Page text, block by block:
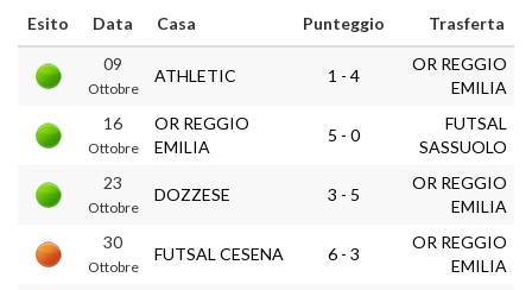
Esito Data Casa Punteggio
Trasferta
09
Ottobre
ATHLETIC 1 - 4
OR REGGIO
EMILIA
16
Ottobre
OR REGGIO
EMILIA
5 - 0
FUTSAL
SASSUOLO
23
Ottobre
DOZZESE 3 - 5
OR REGGIO
EMILIA
30
Ottobre
FUTSAL CESENA 6 - 3
OR REGGIO
EMILIA